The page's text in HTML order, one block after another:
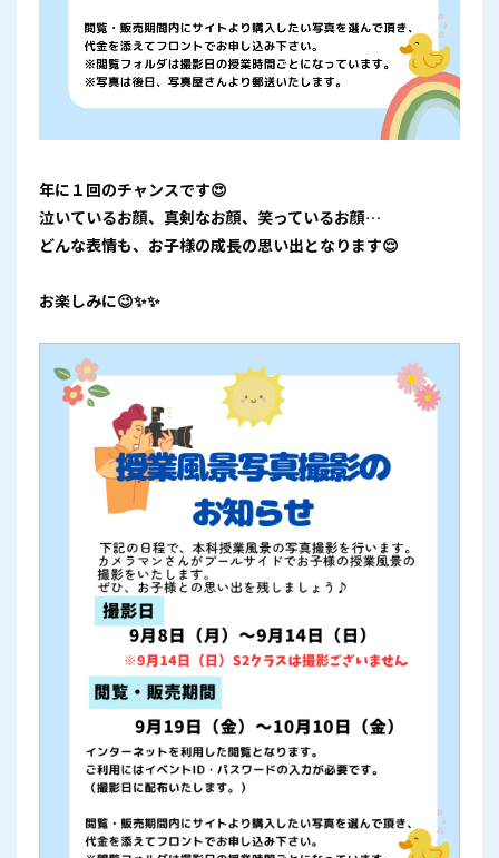
年に１回のチャンスです😍
泣いているお顔、真剣なお顔、笑っているお顔…
どんな表情も、お子様の成長の思い出となります😌
お楽しみに😉✨✨